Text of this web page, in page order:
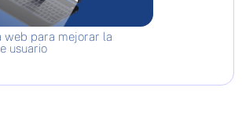
web para mejorar la
usuario